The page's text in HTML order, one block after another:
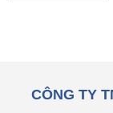
CÔNG TY